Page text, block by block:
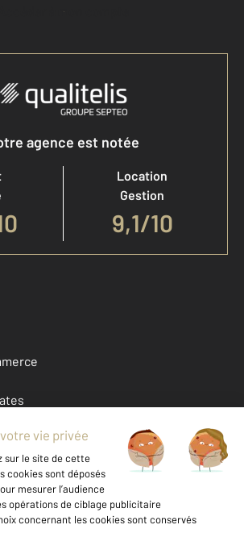
Accéder à mon compte
agence est notée
Location
Gestion
9,1/10